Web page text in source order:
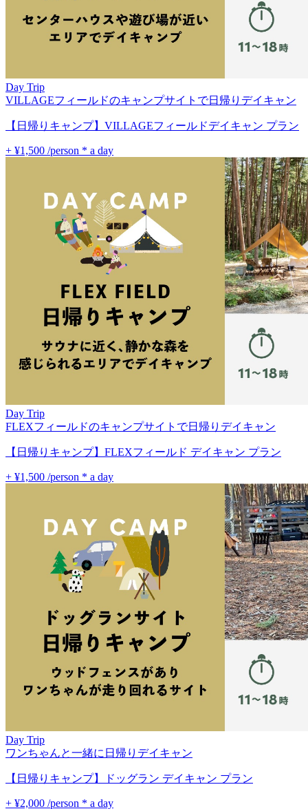
Day Trip
VILLAGEフィールドのキャンプサイトで日帰りデイキャン
【日帰りキャンプ】VILLAGEフィールドデイキャン プラン
+ ¥1,500 /person * a day
Day Trip
FLEXフィールドのキャンプサイトで日帰りデイキャン
【日帰りキャンプ】FLEXフィールド デイキャン プラン
+ ¥1,500 /person * a day
Day Trip
ワンちゃんと一緒に日帰りデイキャン
【日帰りキャンプ】ドッグラン デイキャン プラン
+ ¥2,000 /person * a day